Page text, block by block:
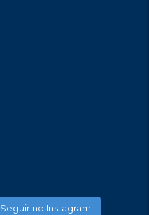
Seguir no Instagram